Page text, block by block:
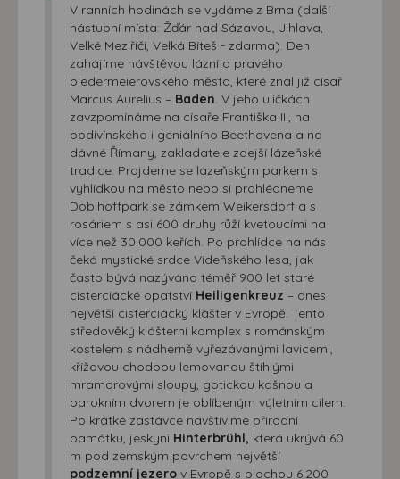
V ranních hodinách se vydáme z Brna (další
nástupní místa: Žďár nad Sázavou, Jihlava,
Velké Meziříčí, Velká Bíteš - zdarma). Den
zahájíme návštěvou lázní a pravého
biedermeierovského města, které znal již císař
Marcus Aurelius – Baden . V jeho uličkách
zavzpomínáme na císaře Františka II., na
podivínského i geniálního Beethovena a na
dávné Římany, zakladatele zdejší lázeňské
tradice. Projdeme se lázeňským parkem s
vyhlídkou na město nebo si prohlédneme
Doblhoffpark se zámkem Weikersdorf a s
rosáriem s asi 600 druhy růží kvetoucími na
více než 30.000 keřích. Po prohlídce na nás
čeká mystické srdce Vídeňského lesa, jak
často bývá nazýváno téměř 900 let staré
cisterciácké opatství Heiligenkreuz – dnes
největší cisterciácký klášter v Evropě. Tento
středověký klášterní komplex s románským
kostelem s nádherně vyřezávanými lavicemi,
křížovou chodbou lemovanou štíhlými
mramorovými sloupy, gotickou kašnou a
barokním dvorem je oblíbeným výletním cílem.
Po krátké zastávce navštívíme přírodní
památku, jeskyni Hinterbrühl, která ukrývá 60
m pod zemským povrchem největší
podzemní jezero v Evropě s plochou 6.200